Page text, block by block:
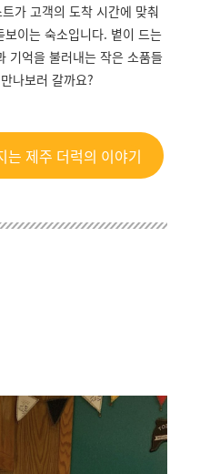
가 고객의 도착 시간에 맞춰
이는 숙소입니다. 볕이 드는
기억을 불러내는 작은 소품들
나보러 갈까요?
는 제주 더럭의 이야기